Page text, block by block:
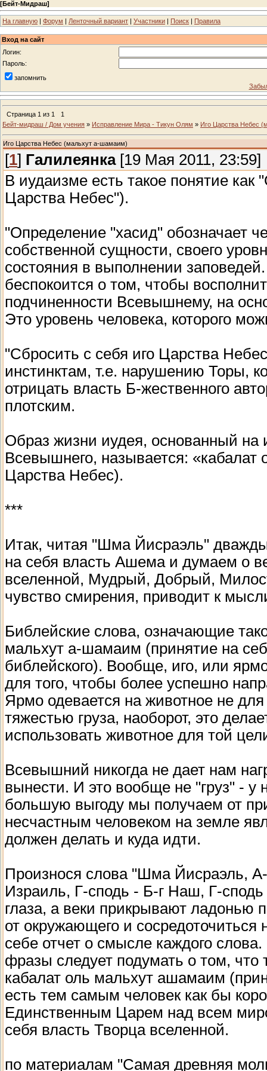
[Бейт-Мидраш]
На главную | Форум | Ленточный вариант | Участники | Поиск | Правила
Вход на сайт
Логин:
Пароль:
запомнить
Страница 1 из 1
1
Бейт-мидраш / Дом учения » Исправление Мира - Тикун Олям » Иго Царства Небес
Иго Царства Небес (мальхут а-шамаим)
[1] Галилеянка[19 Мая 2011, 23:59]
В иудаизме есть такое понятие
Царства Небес").
"Определение "хасид" обозначает
собственной сущности, своего
состояния в выполнении
беспокоится о том, чтобы
подчиненности Всевышнему, на
Это уровень человека, которого
"Сбросить с себя иго Царства
инстинктам, т.е. нарушению Торы,
отрицать власть Б-жественного
плотским.
Образ жизни иудея, основанный на
Всевышнего, называется:
Царства Небес).
***
Итак, читая "Шма Йисраэль"
на себя власть Ашема и думаем о
вселенной, Мудрый, Добрый,
чувство смирения, приводит к
Библейские слова, означающие
мальхут а-шамаим (принятие на
библейского). Вообще, иго, или
для того, чтобы более успешно
Ярмо одевается на животное не
тяжестью груза, наоборот, это
использовать животное для той
Всевышний никогда не дает нам
вынести. И это вообще не "груз" - у
большую выгоду мы получаем от
несчастным человеком на земле
должен делать и куда идти.
Произнося слова "Шма Йисраэль,
Израиль, Г-сподь - Б-г Наш, Г-
глаза, а веки прикрывают ладонью
от окружающего и сосредоточиться
себе отчет о смысле каждого
фразы следует подумать о том,
кабалат оль мальхут ашамаим
есть тем самым человек как бы
Единственным Царем над всем
себя власть Творца вселенной.
по материалам "Самая древняя